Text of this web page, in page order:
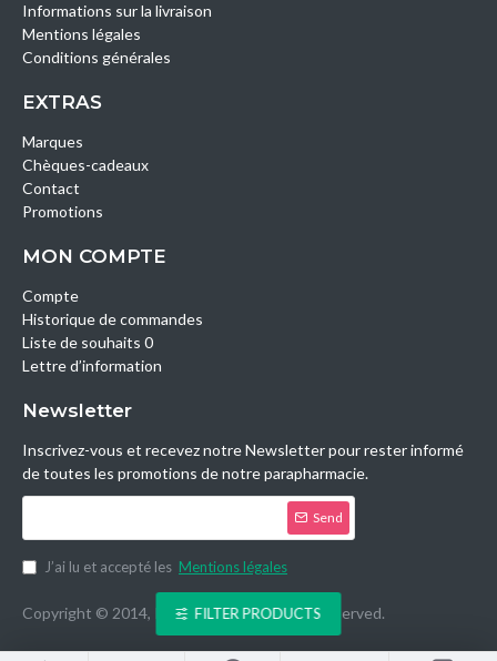
Informations sur la livraison
Mentions légales
Conditions générales
EXTRAS
Marques
Chèques-cadeaux
Contact
Promotions
MON COMPTE
Compte
Historique de commandes
Liste de souhaits 0
Lettre d’information
Newsletter
Inscrivez-vous et recevez notre Newsletter pour rester informé
de toutes les promotions de notre parapharmacie.
Send
J’ai lu et accepté les Mentions légales
Copyright © 2014, Parashop.tn, All Rights Reserved.
FILTER PRODUCTS